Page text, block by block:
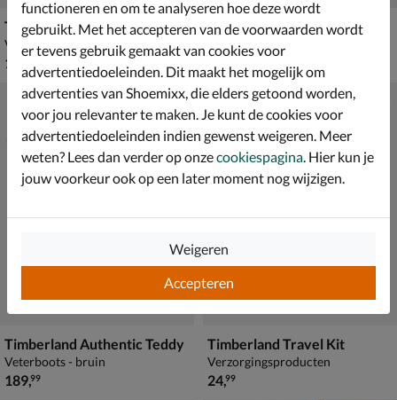
Timberland Renewbuck
Verzorgingsproducten
€ 11,99
11
Timberland Classic Boat
Mocassins & loafers - blauw
van € 159,99 voor € 111,99
159 ,
Timberland Authentic Teddy
Veterboots - bruin
€ 189,99
189,99
Timberland Travel Kit
Verzorgingsproducten
€ 24,99
24,99
functioneren en om te analyseren hoe deze wordt
gebruikt. Met het accepteren van de voorwaarden wordt
er tevens gebruik gemaakt van cookies voor
advertentiedoeleinden. Dit maakt het mogelijk om
advertenties van Shoemixx, die elders getoond worden,
voor jou relevanter te maken. Je kunt de cookies voor
advertentiedoeleinden indien gewenst weigeren. Meer
weten? Lees dan verder op onzecookiespagina . Hier kun je
jouw voorkeur ook op een later moment nog wijzigen.
Accepteren
Weigeren